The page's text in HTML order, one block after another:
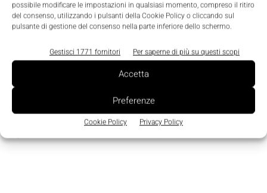
possibile modificare le impostazioni in qualsiasi momento, compreso il ritiro
del consenso, utilizzando i pulsanti della Cookie Policy o cliccando sul
pulsante di gestione del consenso nella parte inferiore dello schermo.
Gestisci 1771 fornitori Per saperne di più su questi scopi
Accetta
Preferenze
Cookie Policy Privacy Policy
Edicola